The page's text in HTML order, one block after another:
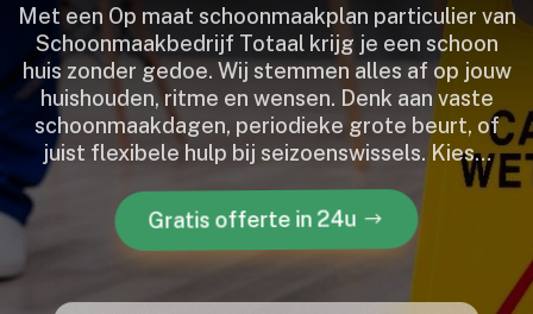
Met een Op maat schoonmaakplan particulier van
Schoonmaakbedrijf Totaal krijg je een schoon
huis zonder gedoe.​ Wij stemmen alles af op jouw
huishouden, ritme en wensen.​ Denk aan vaste
schoonmaakdagen, periodieke grote beurt, of
juist flexibele hulp bij seizoenswissels.​ Kies…
Gratis offerte in 24u